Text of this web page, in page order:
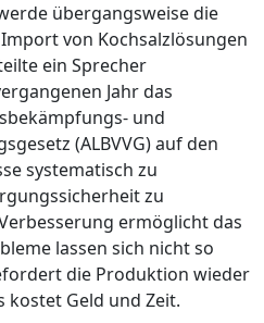
übergangsweise die
von Kochsalzlösungen
ein Sprecher
Jahr das
und
(ALBVVG) auf den
systematisch zu
zu
ermöglicht das
lassen sich nicht so
die Produktion wieder
kostet Geld und Zeit.